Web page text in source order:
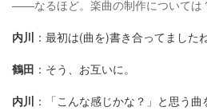
——なるほど。楽曲の制作については
内川 ：最初は(曲を)書き合ってましたね
鶴田 ：そう、お互いに。
内川 ：「こんな感じかな？」と思う